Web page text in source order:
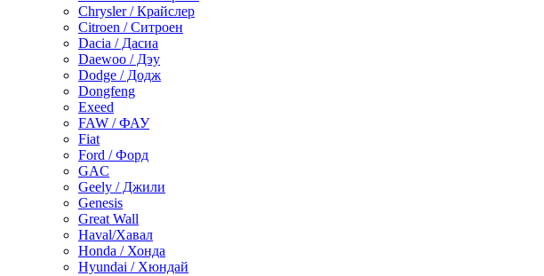
Chrysler / Крайслер
Citroen / Ситроен
Dacia / Дасиа
Daewoo / Дэу
Dodge / Додж
Dongfeng
Exeed
FAW / ФАУ
Fiat
Ford / Форд
GAC
Geely / Джили
Genesis
Great Wall
Haval/Хавал
Honda / Хонда
Hyundai / Хюндай